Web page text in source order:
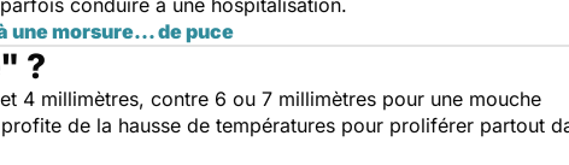
conduire à une hospitalisation.
une morsure... de puce
?
4 millimètres, contre 6 ou 7 millimètres pour une mouche
de la hausse de températures pour proliférer partout